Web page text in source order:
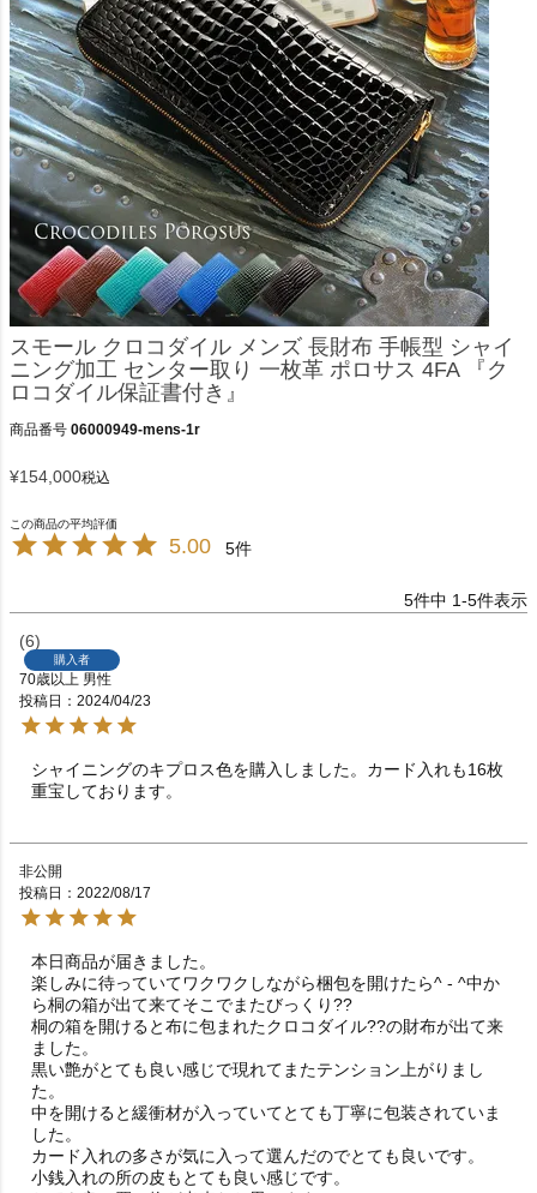
スモール クロコダイル メンズ 長財布 手帳型 シャイ
ニング加工 センター取り 一枚革 ポロサス 4FA 『ク
ロコダイル保証書付き』
商品番号 06000949-mens-1r
¥154,000税込
5.00 5
5件中 1-5件表示
6
購入者
70歳以上 男性
投稿日
2024/04/23
シャイニングのキプロス色を購入しました。カード入れも16枚
重宝しております。
非公開
投稿日
2022/08/17
本日商品が届きました。
楽しみに待っていてワクワクしながら梱包を開けたら^ - ^中か
ら桐の箱が出て来てそこでまたびっくり??
桐の箱を開けると布に包まれたクロコダイル??の財布が出て来
ました。
黒い艶がとても良い感じで現れてまたテンション上がりまし
た。
中を開けると緩衝材が入っていてとても丁寧に包装されていま
した。
カード入れの多さが気に入って選んだのでとても良いです。
小銭入れの所の皮もとても良い感じです。